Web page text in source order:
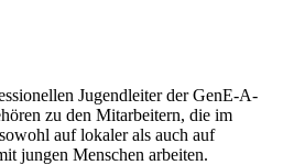
Jugendleiter der GenE-A-
zu den Mitarbeitern, die im
auf lokaler als auch auf
jungen Menschen arbeiten.